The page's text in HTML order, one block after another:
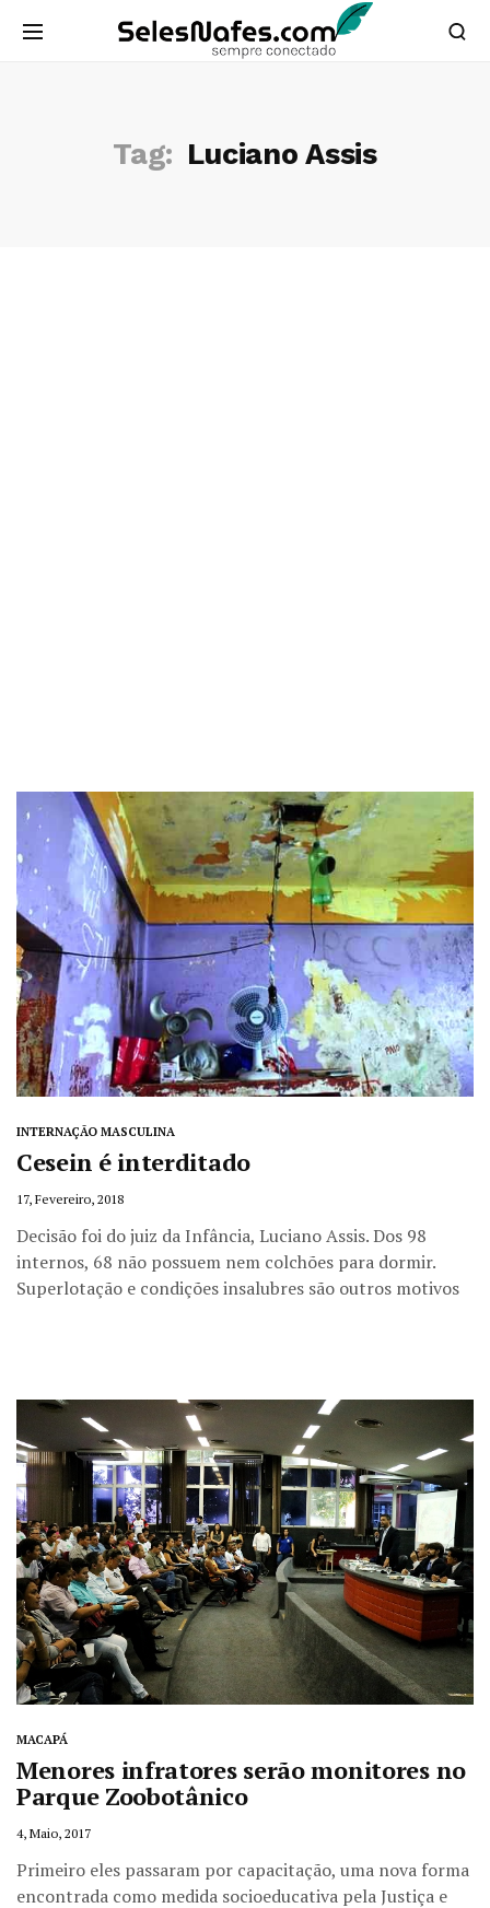
Tag: Luciano Assis
INTERNAÇÃO MASCULINA
Cesein é interditado
17, Fevereiro, 2018
Decisão foi do juiz da Infância, Luciano Assis. Dos 98
internos, 68 não possuem nem colchões para dormir.
Superlotação e condições insalubres são outros motivos
MACAPÁ
Menores infratores serão monitores no
Parque Zoobotânico
4, Maio, 2017
Primeiro eles passaram por capacitação, uma nova forma
encontrada como medida socioeducativa pela Justiça e